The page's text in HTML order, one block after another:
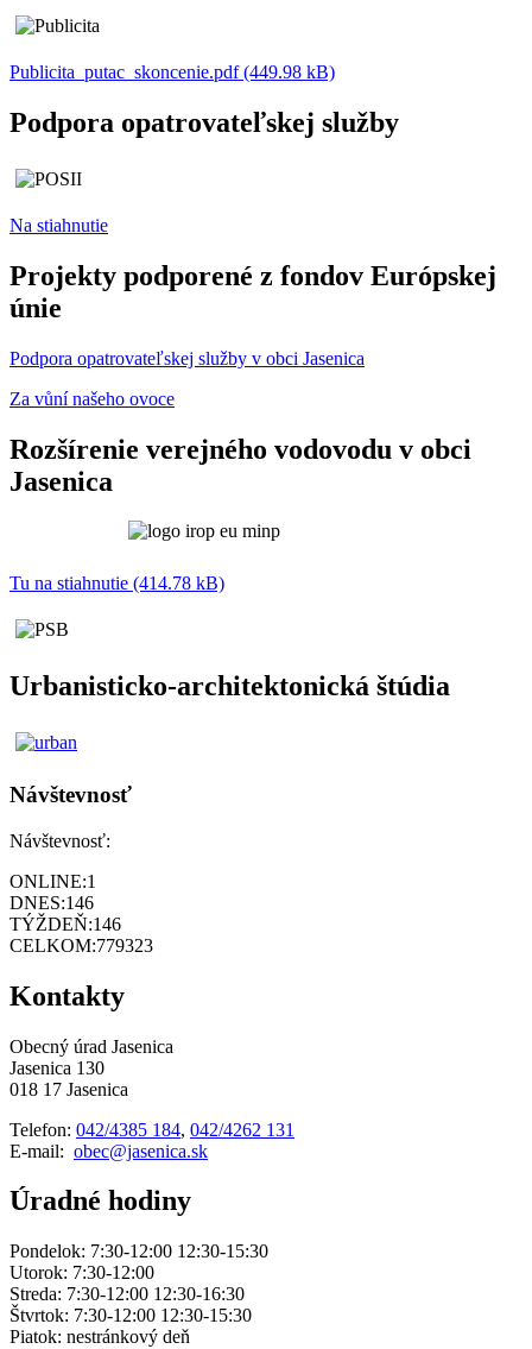
Publicita_putac_skoncenie.pdf (449.98 kB)
Podpora opatrovateľskej služby
Na stiahnutie
Projekty podporené z fondov Európskej
únie
Podpora opatrovateľskej služby v obci Jasenica
Za vůní našeho ovoce
Rozšírenie verejného vodovodu v obci
Jasenica
Tu na stiahnutie (414.78 kB)
Urbanisticko-architektonická štúdia
Návštevnosť
Návštevnosť:
ONLINE:1
DNES:146
TÝŽDEŇ:146
CELKOM:779323
Kontakty
Obecný úrad Jasenica
Jasenica 130
018 17 Jasenica
Telefon: 042/4385 184, 042/4262 131
E-mail: obec@jasenica.sk
Úradné hodiny
Pondelok: 7:30-12:00 12:30-15:30
Utorok: 7:30-12:00
Streda: 7:30-12:00 12:30-16:30
Štvrtok: 7:30-12:00 12:30-15:30
Piatok: nestránkový deň